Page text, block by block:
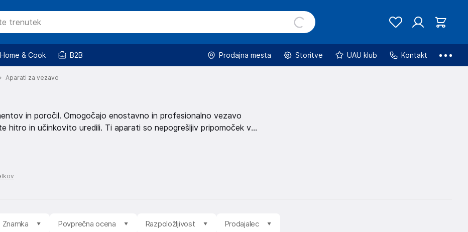
Home & Cook B2B Prodajna mesta Storitve UAU klub Kontakt
Aparati za vezavo
in poročil. Omogočajo enostavno in profesionalno vezavo
hitro in učinkovito uredili. Ti aparati so nepogrešljiv pripomoček v
Znamka Povprečna ocena Razpoložljivost Prodajalec